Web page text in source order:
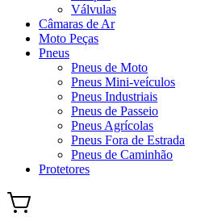
Válvulas
Câmaras de Ar
Moto Peças
Pneus
Pneus de Moto
Pneus Mini-veículos
Pneus Industriais
Pneus de Passeio
Pneus Agrícolas
Pneus Fora de Estrada
Pneus de Caminhão
Protetores